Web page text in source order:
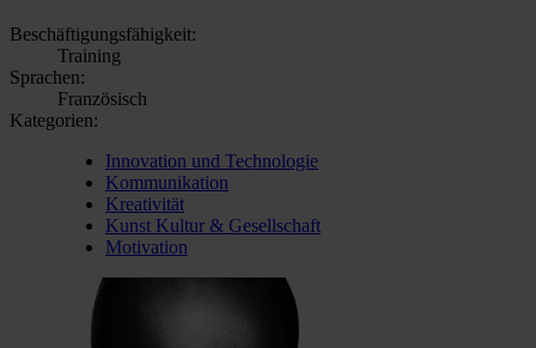
Beschäftigungsfähigkeit:
Training
Sprachen:
Französisch
Kategorien:
Innovation und Technologie
Kommunikation
Kreativität
Kunst Kultur & Gesellschaft
Motivation